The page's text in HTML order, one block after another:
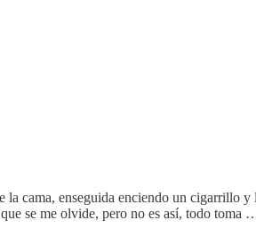
cama, enseguida enciendo un cigarrillo
se me olvide, pero no es así, todo toma